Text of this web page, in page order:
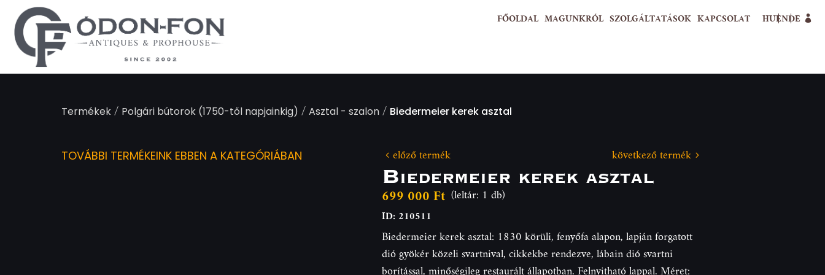
FŐOLDAL MAGUNKRÓL SZOLGÁLTATÁSOK KAPCSOLAT HUENDE
Termékek/ Polgári bútorok (1750-től napjainkig) /Asztal - szalon/ Biedermeier kerek asztal
TOVÁBBI TERMÉKEINK EBBEN A KATEGÓRIÁBAN előző termék következő termék
Biedermeier kerek asztal
699 000 Ft (leltár: 1 db)
ID: 210511
Biedermeier kerek asztal: 1830 körüli, fenyőfa alapon, lapján forgatott
dió gyökér közeli svartnival, cikkekbe rendezve, lábain dió svartni
borítással, minőségileg restaurált állapotban. Felnyitható lappal. Méret:
Süti preferenciák